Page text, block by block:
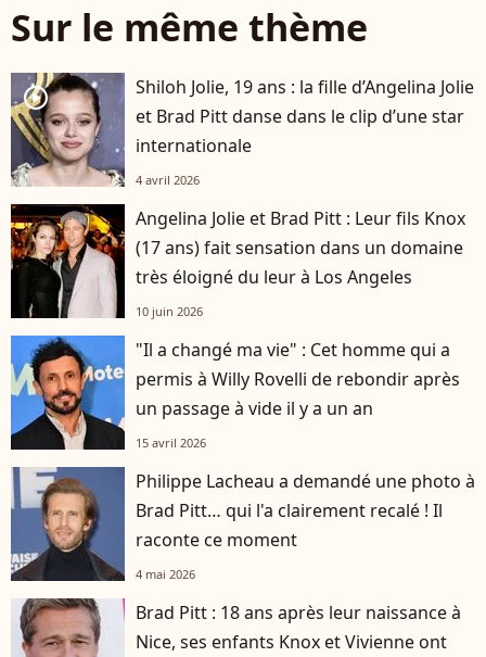
Sur le même thème
player2
Shiloh Jolie, 19 ans : la fille d’Angelina Jolie
et Brad Pitt danse dans le clip d’une star
internationale
4 avril 2026
Angelina Jolie et Brad Pitt : Leur fils Knox
(17 ans) fait sensation dans un domaine
très éloigné du leur à Los Angeles
10 juin 2026
"Il a changé ma vie" : Cet homme qui a
permis à Willy Rovelli de rebondir après
un passage à vide il y a un an
15 avril 2026
Philippe Lacheau a demandé une photo à
Brad Pitt… qui l'a clairement recalé ! Il
raconte ce moment
4 mai 2026
Brad Pitt : 18 ans après leur naissance à
Nice, ses enfants Knox et Vivienne ont